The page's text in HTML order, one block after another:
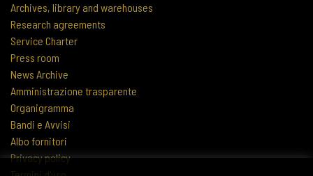
Archives, library and warehouses
Research agreements
Service Charter
Press room
News Archive
Amministrazione trasparente
Organigramma
Bandi e Avvisi
Albo fornitori
Privacy policy